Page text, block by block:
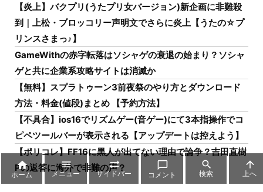
【炎上】バクプリ(うたプリ女バージョン)新企画に非難殺
到｜上松・ブロッコリー声明文でさらに炎上【うたの☆プ
リンスさまっ♪】
GameWithの赤字転落はソシャゲの衰退の始まり？ソシャ
ゲと共に企業系攻略サイトは消滅か
【無料】スプラトゥーン3前夜祭のやり方とダウンロード
方法・料金(値段)まとめ 【予約方法】
【不具合】ios16でリズムゲー(音ゲー)にて3本指操作でコ
ピペツールバーが表示される【アップデートは控えよう】
【ポリコレ】FF16に黒人が出てない理由で論争？吉田直樹
Pの返答に海外で非難の声？

ホーム

メニュー

サイドバー

コメント

検索

上へ